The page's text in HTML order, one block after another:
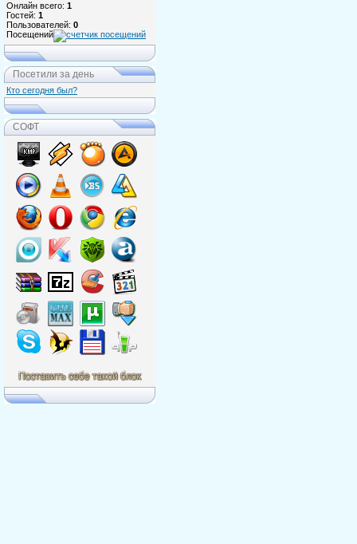
Онлайн всего: 1
Гостей: 1
Пользователей: 0
Посещений
Посетили за день
Кто сегодня был?
СОФТ